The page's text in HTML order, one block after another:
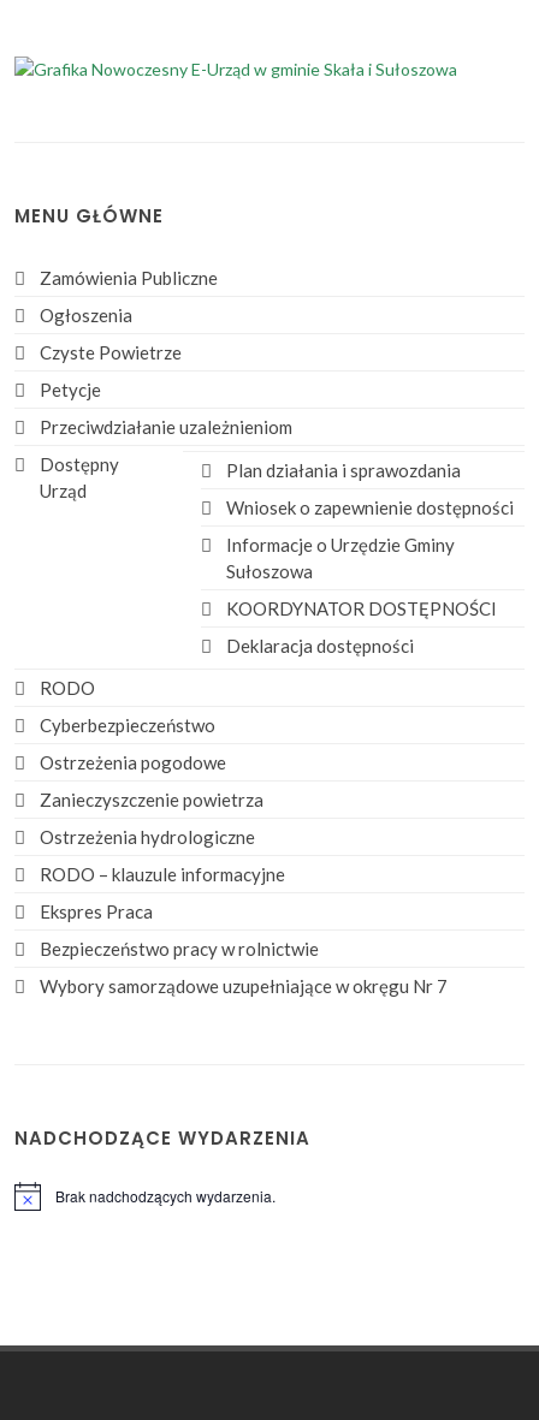
MENU GŁÓWNE
Zamówienia Publiczne
Ogłoszenia
Czyste Powietrze
Petycje
Przeciwdziałanie uzależnieniom
Dostępny
Urząd
Plan działania i sprawozdania
Wniosek o zapewnienie dostępności
Informacje o Urzędzie Gminy
Sułoszowa
KOORDYNATOR DOSTĘPNOŚCI
Deklaracja dostępności
RODO
Cyberbezpieczeństwo
Ostrzeżenia pogodowe
Zanieczyszczenie powietrza
Ostrzeżenia hydrologiczne
RODO – klauzule informacyjne
Ekspres Praca
Bezpieczeństwo pracy w rolnictwie
Wybory samorządowe uzupełniające w okręgu Nr 7
NADCHODZĄCE WYDARZENIA
Powiadomienie
Brak nadchodzących wydarzenia.